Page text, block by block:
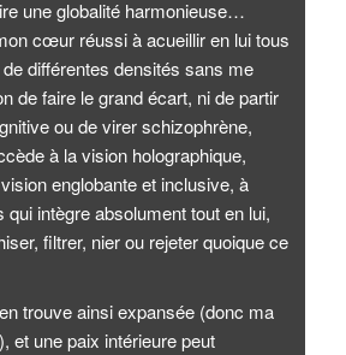
une globalité harmonieuse…
cœur réussi à acueillir en lui tous
différentes densités sans me
de faire le grand écart, ni de partir
ou de virer schizophrène,
à la vision holographique,
englobante et inclusive, à
qui intègre absolument tout en lui,
filtrer, nier ou rejeter quoique ce
trouve ainsi expansée (donc ma
et une paix intérieure peut